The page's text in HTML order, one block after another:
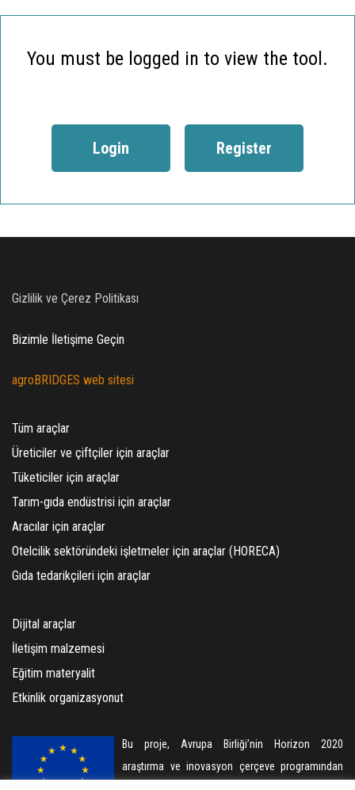
You must be logged in to view the tool.
Login Register
Gizlilik ve Çerez Politikası
Bizimle İletişime Geçin
agroBRIDGES web sitesi
Tüm araçlar
Üreticiler ve çiftçiler için araçlar
Tüketiciler için araçlar
Tarım-gıda endüstrisi için araçlar
Aracılar için araçlar
Otelcilik sektöründeki işletmeler için araçlar (HORECA)
Gıda tedarikçileri için araçlar
Dijital araçlar
İletişim malzemesi
Eğitim materyalit
Etkinlik organizasyonut
Bu proje, Avrupa Birliği’nin Horizon 2020
araştırma ve inovasyon çerçeve programından